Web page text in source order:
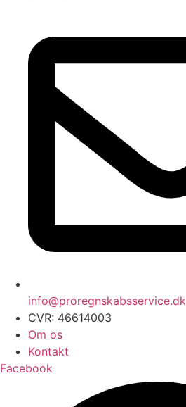
info@proregnskabsservice.dk
CVR: 46614003
Om os
Kontakt
Facebook